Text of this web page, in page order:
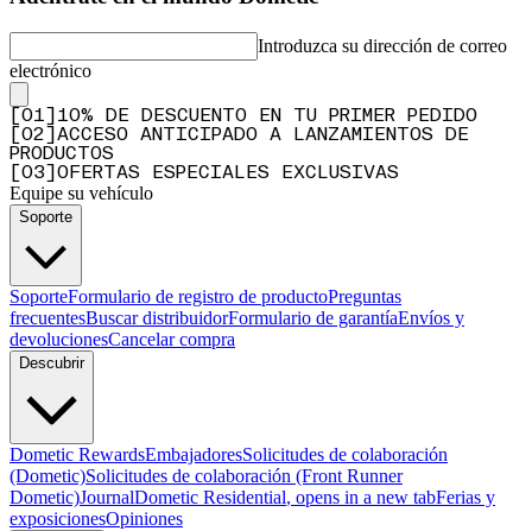
Introduzca su dirección de correo
electrónico
01
10% DE DESCUENTO EN TU PRIMER PEDIDO
02
ACCESO ANTICIPADO A LANZAMIENTOS DE
PRODUCTOS
03 OFERTAS ESPECIALES EXCLUSIVAS
Equipe su vehículo
Soporte
SoporteFormulario de registro de productoPreguntas
frecuentesBuscar distribuidorFormulario de garantíaEnvíos y
devolucionesCancelar compra
Descubrir
Dometic RewardsEmbajadoresSolicitudes de colaboración
(Dometic)Solicitudes de colaboración (Front Runner
Dometic)JournalDometic Residential, opens in a new tabFerias y
exposicionesOpiniones